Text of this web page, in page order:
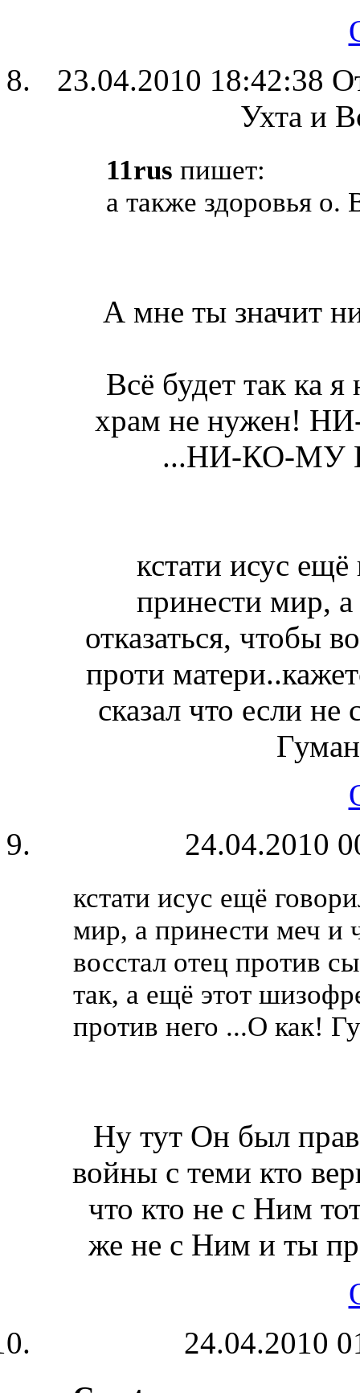
23.04.2010 18:42:38
Ухта и
11rus пишет:
а также здоровья
А мне ты значит
Всё будет так ка
храм не нужен!
...НИ-КО-
кстати исус
принести мир,
отказаться, чтобы
проти
сказал что если
24.04.2010
кстати исус ещё
мир, а принести меч и
восстал отец против
так, а ещё этот
против него ...О как!
Ну тут Он был прав
войны с теми кто
что кто не с Ним
же не с Ним и ты
24.04.2010